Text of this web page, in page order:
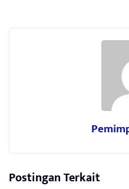
Postingan Terkait